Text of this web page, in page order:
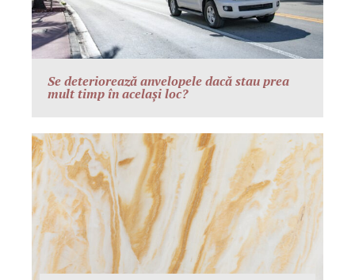
Se deteriorează anvelopele dacă stau prea
mult timp în același loc?